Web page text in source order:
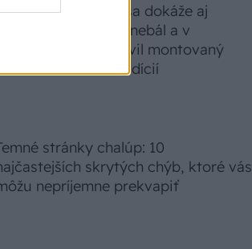
motorovou pílou sa dokáže aj
Slovák sa nebál a v
si postavil montovaný
v duchu tradícií
stránky chalúp: 10
skrytých chýb, ktoré vás
nepríjemne prekvapiť